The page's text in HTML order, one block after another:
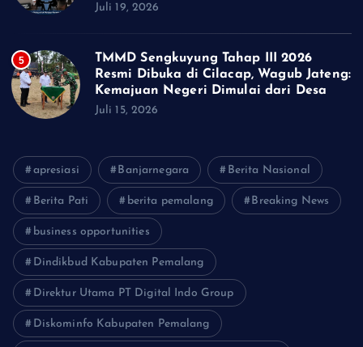
Juli 19, 2026
5
TMMD Sengkuyung Tahap III 2026
Resmi Dibuka di Cilacap, Wagub Jateng:
Kemajuan Negeri Dimulai dari Desa
Juli 15, 2026
apresiasi Banjarnegara Berita Nasional
Berita Pati berita pemalang Breaking News
business opportunities
Dindikbud Kabupaten Pemalang
Direktur Utama PT Digital Indo Group
Diskominfo Kabupaten Pemalang